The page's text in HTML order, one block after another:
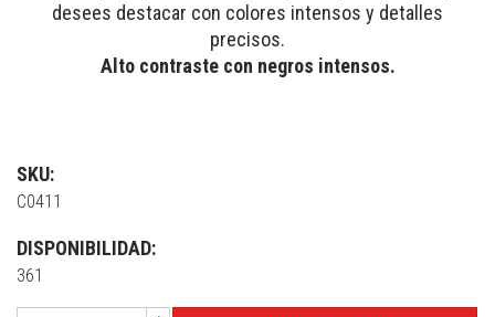
desees destacar con colores intensos y detalles
precisos.
Alto contraste con negros intensos.
SKU:
C0411
DISPONIBILIDAD:
361